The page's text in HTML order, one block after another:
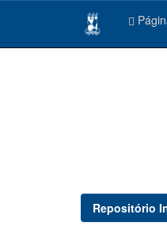
Repositório